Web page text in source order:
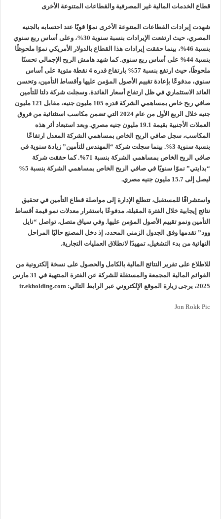
قطاع الخدمات المالية غير المصرفية والقطاعات المتنوعة الأخرى
شهدت إيرادات القطاعات المتنوعة الأخرى نموًا قويًا عند احتسابه بالجنيه
المصري، حيث ارتفعت الإيرادات بنسبة سنوية 30%، وعلى أساس ربع سنوي
بنسبة 46%، بينما حققت إيرادات هذا القطاع بالدولار الأمريكي نموًا ملحوظًا
بنسبة 44% على أساس ربع سنوي. كما شهد هامش الربح الإجمالي تحسنًا
ملحوظًا، حيث ارتفع بنسبة 57% بارتفاع قدره 4 نقطة مئوية على أساس
سنوي، مدفوعًا بإعادة تقييم الأصول المؤمن عليها وأقساط التأمين، وتحسن
العائد الاستثماري في ظل ارتفاع أسعار الفائدة. وسجلت شركة دلتا للتأمين
صافي ربح خاص بمساهمي الشركة قدره 105 مليون جنيه، مقابل 121 مليون
جنيه خلال الربع الأول من عام 2024 التي تضمن مكاسب استثنائية من فروق
العملات الأجنبية بقيمة 19.1 مليون جنيه مصري. وبعد استبعاد أثر هذه
المكاسب، سجل صافي الربح الخاص بمساهمي الشركة المعدل ارتفاعًا
بنسبة سنوية 3%. بينما سجلت شركة “المهندس للتأمين” زيادة سنوية في
صافي الربح الخاص بمساهمي الشركة بنسبة 71%. كما حققت شركة
“بدايتي” نموًا سنويًا في صافي الربح الخاص بمساهمي الشركة بنسبة 5%
ليصل إلى 15.7 مليون جنيه مصري.
واستشرافًا للمستقبل، تتطلع الإدارة إلى مواصلة قطاع التأمين في تحقيق
نتائج إيجابية خلال الفترة المقبلة، مدفوعًا باستقرار معدلات نمو قيمة أقساط
التأمين ونمو تقييم الأصول المؤمن عليها. وفي سياق متصل، تواصل “نايل
وود” تقدمها وفق الجدول الزمني المحدد، إذ دخل المصنع حاليًا المراحل
النهائية من بدء التشغيل، تمهيدًا لانطلاق العمليات التجارية.
للاطلاع على تقرير النتائج المالية بالكامل والحصول على نسخة إلكترونية من
القوائم المالية المجمعة والمستقلة للشركة عن الفترة المنتهية في 31 مارس
2025، يرجى زيارة الموقع الإلكتروني عبر الرابط التالي: ir.ekholding.com
Jon Rokk Pic